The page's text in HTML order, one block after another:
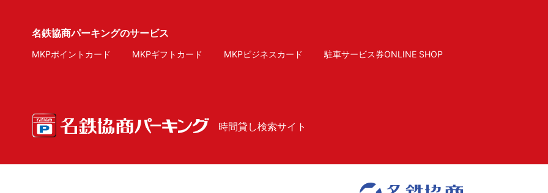
名鉄協商パーキングのサービス
MKPポイントカード MKPギフトカード MKPビジネスカード 駐車サービス券ONLINE SHOP
時間貸し検索サイト